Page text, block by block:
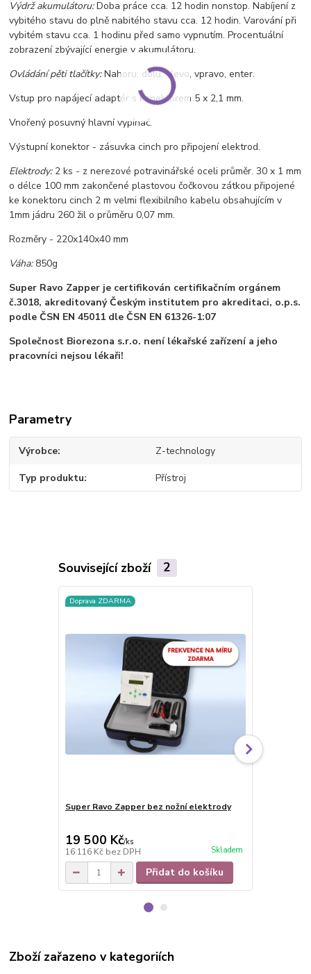
Výdrž akumulátoru:Doba práce cca. 12 hodin nonstop. Nabíjení z
vybitého stavu do plně nabitého stavu cca. 12 hodin. Varování při
vybitém stavu cca. 1 hodinu před samo vypnutím. Procentuální
zobrazení zbývající energie v akumulátoru.
Ovládání pěti tlačítky:Nahoru, dolu, vlevo, vpravo, enter.
Vstup pro napájecí adaptér s konektorem 5 x 2,1 mm.
Vnořený posuvný hlavní vypínač.
Výstupní konektor - zásuvka cinch pro připojení elektrod.
Elektrody:2 ks - z nerezové potravinářské oceli průměr. 30 x 1 mm
o délce 100 mm zakončené plastovou čočkovou zátkou připojené
ke konektoru cinch 2 m velmi flexibilního kabelu obsahujícím v
1mm jádru 260 žil o průměru 0,07 mm.
Rozměry - 220x140x40 mm
Váha:850g
Super Ravo Zapper je certifikován certifikačním orgánem
č.3018, akreditovaný Českým institutem pro akreditaci, o.p.s.
podle ČSN EN 45011 dle ČSN EN 61326-1:07
Společnost Biorezona s.r.o. není lékařské zařízení a jeho
pracovníci nejsou lékaři!
Parametry
Výrobce Z-technology
Typ produktu Přístroj
Související zboží 2
Doprava ZDARMA
Super Ravo Zapper bez nožní elektrody
19 500 Kč/ks
16 116 Kč bez DPH Skladem
Přidat do košíku
Zboží zařazeno v kategoriích